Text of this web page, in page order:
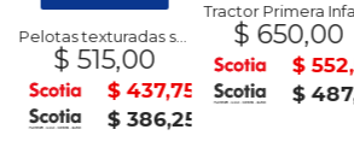
Pelotas texturadas sensoriales x6
$ 515,00
$ 437,75
$ 386,25
Tractor Primera Infancia
$ 650,00
$
$